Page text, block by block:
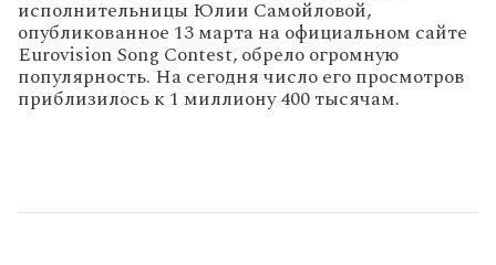
исполнительницы Юлии Самойловой,
опубликованное 13 марта на официальном сайте
Eurovision Song Contest, обрело огромную
популярность. На сегодня число его просмотров
приблизилось к 1 миллиону 400 тысячам.